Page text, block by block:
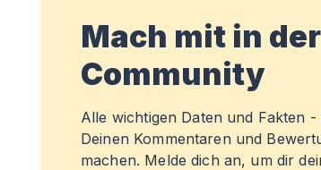
Mach mit in
Community
Alle wichtigen Daten und Fakten
Deinen Kommentaren und
machen. Melde dich an, um dir